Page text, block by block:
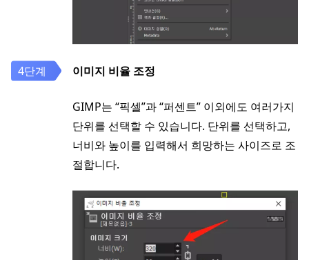
이미지 비율 조정
GIMP는 “픽셀”과 “퍼센트” 이외에도 여러가지
단위를 선택할 수 있습니다. 단위를 선택하고,
너비와 높이를 입력해서 희망하는 사이즈로 조
절합니다.